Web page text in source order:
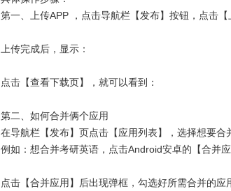
第一、上传APP ，点击导航栏【发布】按钮，点击【
上传完成后，显示：
点击【查看下载页】，就可以看到：
第二、如何合并俩个应用
在导航栏【发布】页点击【应用列表】，选择想要合
例如：想合并考研英语，点击Android安卓的【合并
点击【合并应用】后出现弹框，勾选好所需合并的应